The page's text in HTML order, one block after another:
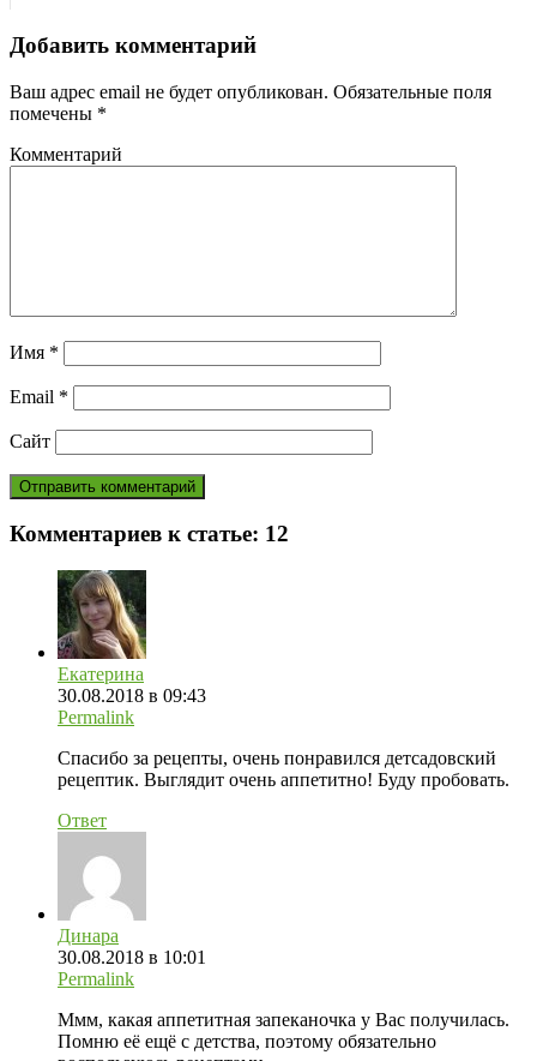
Добавить комментарий
Ваш адрес email не будет опубликован. Обязательные поля
помечены *
Комментарий
Имя *
Email *
Сайт
Комментариев к статье: 12
Екатерина
30.08.2018 в 09:43
Permalink
Спасибо за рецепты, очень понравился детсадовский
рецептик. Выглядит очень аппетитно! Буду пробовать.
Ответ
Динара
30.08.2018 в 10:01
Permalink
Ммм, какая аппетитная запеканочка у Вас получилась.
Помню её ещё с детства, поэтому обязательно